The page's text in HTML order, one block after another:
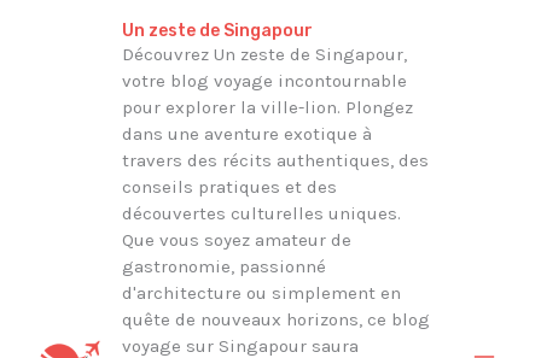
Un zeste de Singapour
Découvrez Un zeste de Singapour,
votre blog voyage incontournable
pour explorer la ville-lion. Plongez
dans une aventure exotique à
travers des récits authentiques, des
conseils pratiques et des
découvertes culturelles uniques.
Que vous soyez amateur de
gastronomie, passionné
d'architecture ou simplement en
quête de nouveaux horizons, ce blog
voyage sur Singapour saura
Rechercher